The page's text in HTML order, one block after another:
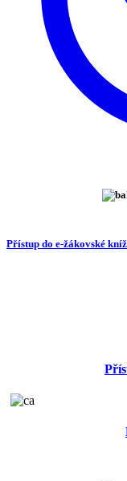
Přístup do e-žákovské